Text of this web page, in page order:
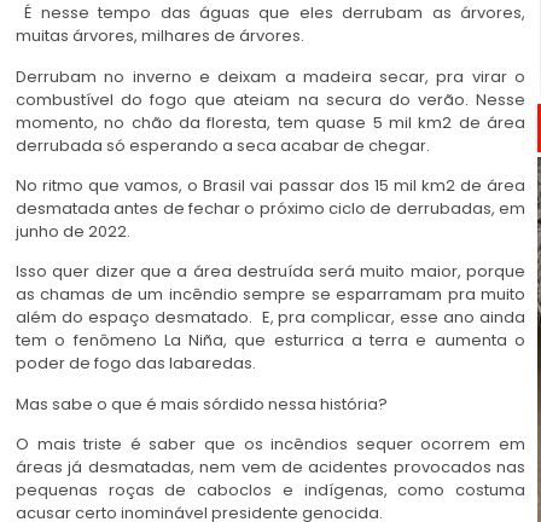
É nesse tempo das águas que eles derrubam as árvores,
muitas árvores, milhares de árvores.
Derrubam no inverno e deixam a madeira secar, pra virar o
combustível do fogo que ateiam na secura do verão. Nesse
momento, no chão da floresta, tem quase 5 mil km2 de área
derrubada só esperando a seca acabar de chegar.
No ritmo que vamos, o Brasil vai passar dos 15 mil km2 de área
desmatada antes de fechar o próximo ciclo de derrubadas, em
junho de 2022.
Isso quer dizer que a área destruída será muito maior, porque
as chamas de um incêndio sempre se esparramam pra muito
além do espaço desmatado. E, pra complicar, esse ano ainda
tem o fenômeno La Niña, que esturrica a terra e aumenta o
poder de fogo das labaredas.
Mas sabe o que é mais sórdido nessa história?
O mais triste é saber que os incêndios sequer ocorrem em
áreas já desmatadas, nem vem de acidentes provocados nas
pequenas roças de caboclos e indígenas, como costuma
acusar certo inominável presidente genocida.